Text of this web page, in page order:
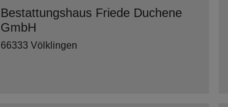
Bestattungshaus Friede Duchene
GmbH
66333 Völklingen